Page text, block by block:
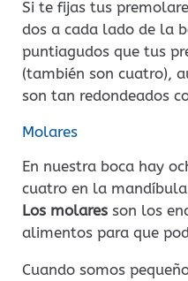
Si te fijas tus
dos a cada lado de la
puntiagudos que tus
(también son cuatro),
son tan redondeados
Molares
En nuestra boca hay
cuatro en la
Los molares son los
alimentos para que
Cuando somos